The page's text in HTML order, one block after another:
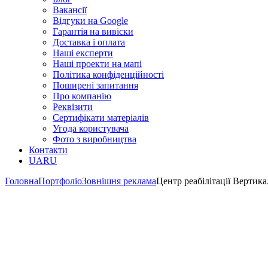
Вакансії
Відгуки на Google
Гарантія на вивіски
Доставка і оплата
Наші експерти
Наші проекти на мапі
Політика конфіденційності
Поширені запитання
Про компанію
Реквізити
Сертифікати матеріалів
Угода користувача
Фото з виробництва
Контакти
UARU
ГоловнаПортфоліоЗовнішня рекламаЦентр реабілітації